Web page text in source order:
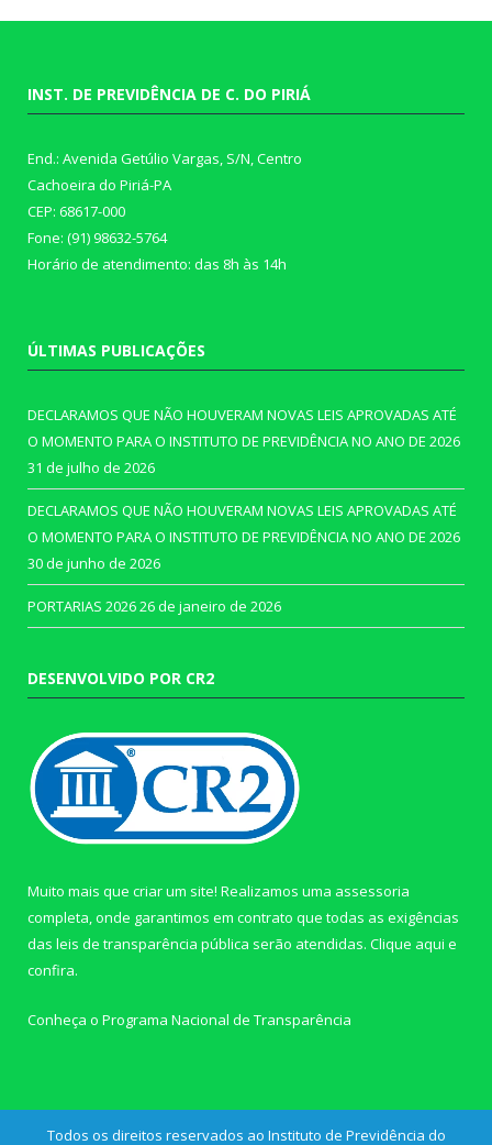
INST. DE PREVIDÊNCIA DE C. DO PIRIÁ
End.: Avenida Getúlio Vargas, S/N, Centro
Cachoeira do Piriá-PA
CEP: 68617-000
Fone: (91) 98632-5764
Horário de atendimento: das 8h às 14h
ÚLTIMAS PUBLICAÇÕES
DECLARAMOS QUE NÃO HOUVERAM NOVAS LEIS APROVADAS ATÉ
O MOMENTO PARA O INSTITUTO DE PREVIDÊNCIA NO ANO DE 2026
31 de julho de 2026
DECLARAMOS QUE NÃO HOUVERAM NOVAS LEIS APROVADAS ATÉ
O MOMENTO PARA O INSTITUTO DE PREVIDÊNCIA NO ANO DE 2026
30 de junho de 2026
PORTARIAS 202626 de janeiro de 2026
DESENVOLVIDO POR CR2
Muito mais que criar um site! Realizamos uma assessoria
completa, onde garantimos em contrato que todas as exigências
das leis de transparência pública serão atendidas. Clique aqui e
confira.
Conheça o Programa Nacional de Transparência
Todos os direitos reservados ao Instituto de Previdência do